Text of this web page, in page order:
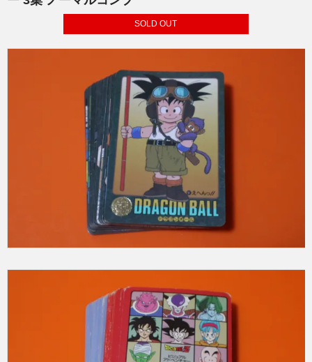
SOLD OUT